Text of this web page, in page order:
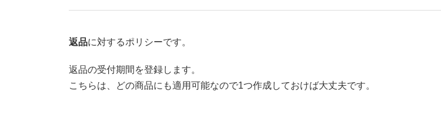
返品に対するポリシーです。
返品の受付期間を登録します。
こちらは、どの商品にも適用可能なので1つ作成しておけば大丈夫です。